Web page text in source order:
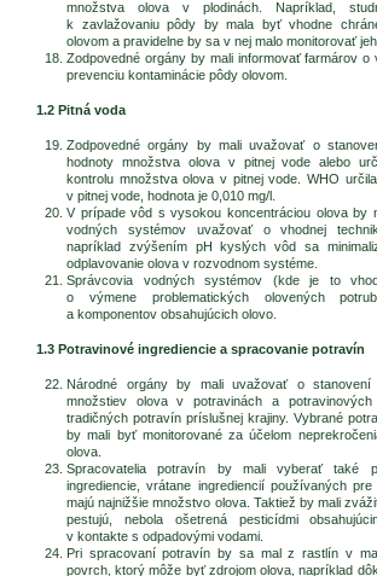
množstva olova v plodinách. Napríklad,
k zavlažovaniu pôdy by mala byť vhodne
olovom a pravidelne by sa v nej malo monitorovať
Zodpovedné orgány by mali informovať farmárov o
prevenciu kontaminácie pôdy olovom.
1.2 Pitná voda
Zodpovedné orgány by mali uvažovať o
hodnoty množstva olova v pitnej vode alebo
kontrolu množstva olova v pitnej vode. WHO
v pitnej vode, hodnota je 0,010 mg/l.
V prípade vôd s vysokou koncentráciou olova by
vodných systémov uvažovať o vhodnej
napríklad zvýšením pH kyslých vôd sa
odplavovanie olova v rozvodnom systéme.
Správcovia vodných systémov (kde je to
o výmene problematických olovených
a komponentov obsahujúcich olovo.
1.3 Potravinové ingrediencie a spracovanie potravín
Národné orgány by mali uvažovať o stanovení
množstiev olova v potravinách a potravinových
tradičných potravín príslušnej krajiny. Vybrané
by mali byť monitorované za účelom
olova.
Spracovatelia potravín by mali vyberať také
ingrediencie, vrátane ingrediencií používaných
majú najnižšie množstvo olova. Taktiež by mali
pestujú, nebola ošetrená pesticídmi
v kontakte s odpadovými vodami.
Pri spracovaní potravín by sa mal z rastlín v
povrch, ktorý môže byť zdrojom olova, napríklad